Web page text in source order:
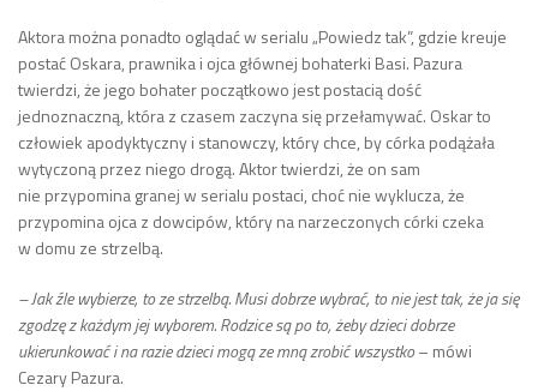
Aktora można ponadto oglądać w serialu „Powiedz tak”, gdzie kreuje
postać Oskara, prawnika i ojca głównej bohaterki Basi. Pazura
twierdzi, że jego bohater początkowo jest postacią dość
jednoznaczną, która z czasem zaczyna się przełamywać. Oskar to
człowiek apodyktyczny i stanowczy, który chce, by córka podążała
wytyczoną przez niego drogą. Aktor twierdzi, że on sam
nie przypomina granej w serialu postaci, choć nie wyklucza, że
przypomina ojca z dowcipów, który na narzeczonych córki czeka
w domu ze strzelbą.
– Jak źle wybierze, to ze strzelbą. Musi dobrze wybrać, to nie jest tak, że ja się
zgodzę z każdym jej wyborem. Rodzice są po to, żeby dzieci dobrze
ukierunkować i na razie dzieci mogą ze mną zrobić wszystko– mówi
Cezary Pazura.